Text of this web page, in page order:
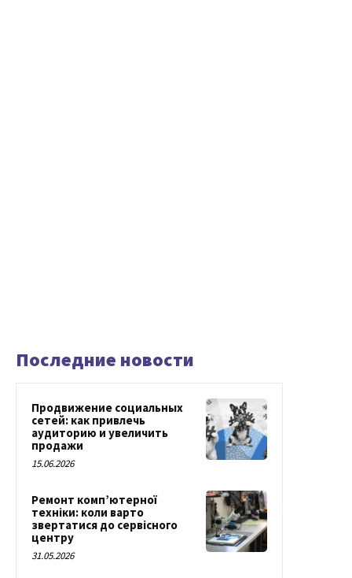
Последние новости
Продвижение социальных
сетей: как привлечь
аудиторию и увеличить
продажи
15.06.2026
Ремонт комп’ютерної
техніки: коли варто
звертатися до сервісного
центру
31.05.2026